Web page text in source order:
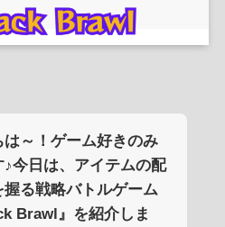
は～！ゲーム好きのみ
♪今日は、アイテムの配
握る戦略バトルゲーム
Brawl』を紹介しま